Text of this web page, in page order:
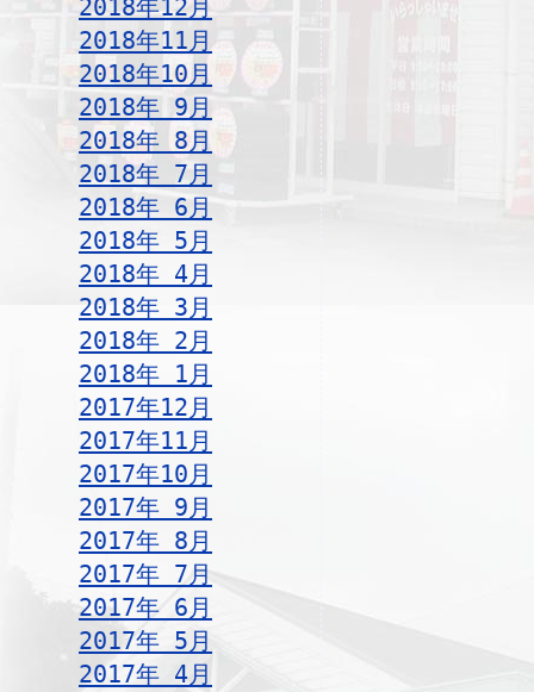
2018年12月
2018年11月
2018年10月
2018年 9月
2018年 8月
2018年 7月
2018年 6月
2018年 5月
2018年 4月
2018年 3月
2018年 2月
2018年 1月
2017年12月
2017年11月
2017年10月
2017年 9月
2017年 8月
2017年 7月
2017年 6月
2017年 5月
2017年 4月